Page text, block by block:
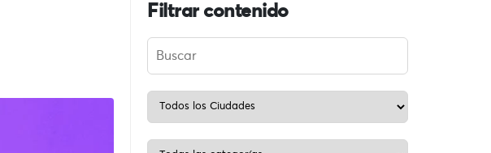
Filtrar contenido